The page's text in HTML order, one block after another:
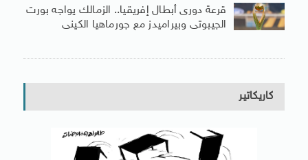
قرعة دورى أبطال إفريقيا.. الزمالك يواجه بورت
الجيبوتى وبيراميدز مع جورماهيا الكينى
كاريكاتير